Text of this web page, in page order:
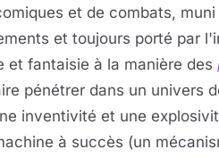
et de combats,
et toujours porté par
et fantaisie à la manière des
pénétrer dans un univers
inventivité et une
à succès (un